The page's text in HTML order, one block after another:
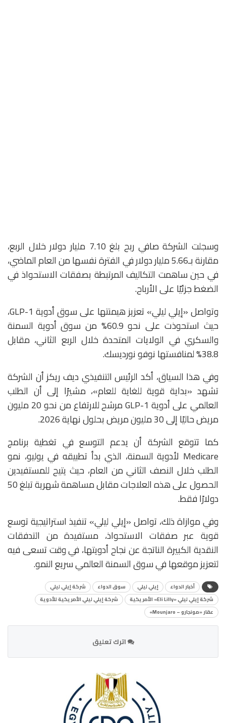
وسجلت الشركة صافي ربح بلغ 7.10 مليار دولار خلال الربع،
مقارنة بـ5.66 مليار دولار في الفترة نفسها من العام الماضي،
في حين ساهمت التكاليف المرتبطة بصفقات الاستحواذ في
الضغط جزئيًا على الأرباح.
وتواصل «إيلي ليلي» تعزيز هيمنتها على سوق أدوية GLP-1،
حيث استحوذت على نحو 60.9% من سوق أدوية السمنة
والسكري في الولايات المتحدة خلال الربع الثاني، مقابل
38.8% لمنافستها
نوفو نورديسك.
وفي هذا السياق، أكد الرئيس التنفيذي ديف ريكز أن الشركة
تشهد «بداية قوية للغاية للعام»، مشيرًا إلى أن الطلب
العالمي على أدوية GLP-1 مرشح للارتفاع من نحو 20 مليون
مريض حاليًا إلى 30 مليون مريض بحلول نهاية 2026.
كما تتوقع الشركة أن يدعم التوسع في تغطية برنامج
Medicare لأدوية السمنة، الذي بدأ تطبيقه في يوليو، نمو
الطلب خلال النصف الثاني من العام، حيث يتيح للمستفيدين
الحصول على هذه العلاجات مقابل مساهمة شهرية تبلغ 50
دولارًا فقط.
وفي موازاة ذلك، تواصل «إيلي ليلي» تنفيذ استراتيجية توسع
قوية عبر صفقات الاستحواذ، مستفيدة من التدفقات
النقدية الكبيرة الناتجة عن نجاح أدويتها، في وقت تسعى فيه
لتعزيز موقعها في سوق السمنة العالمي سريع النمو.
أخبار الدواء إيلي ليلي سوق الدواء
شركة إيلي ليلي
شركة إيلي ليلي «Eli Lilly» الأمريكية
شركة إيلي ليلي الأمريكية للأدوية
عقار «مونجارو – Mounjaro»
اترك تعليق